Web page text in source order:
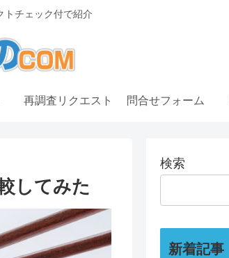
トチェック付で紹介
再調査リクエスト 問合せフォーム
してみた
検索
新着記事